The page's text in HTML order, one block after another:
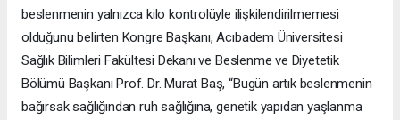
beslenmenin yalnızca kilo kontrolüyle ilişkilendirilmemesi
olduğunu belirten Kongre Başkanı, Acıbadem Üniversitesi
Sağlık Bilimleri Fakültesi Dekanı ve Beslenme ve Diyetetik
Bölümü Başkanı Prof. Dr. Murat Baş, “Bugün artık beslenmenin
bağırsak sağlığından ruh sağlığına, genetik yapıdan yaşlanma